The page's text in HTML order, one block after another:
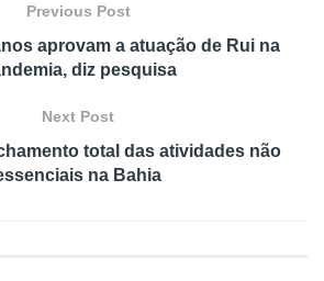
Previous Post
aprovam a atuação de Rui na
diz pesquisa
Next Post
total das atividades não
na Bahia